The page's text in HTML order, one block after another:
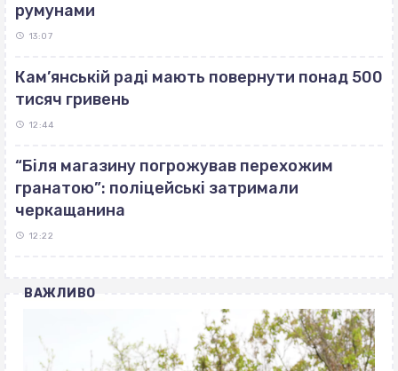
румунами
13:07
Кам’янській раді мають повернути понад 500
тисяч гривень
12:44
“Біля магазину погрожував перехожим
гранатою”: поліцейські затримали
черкащанина
12:22
ВАЖЛИВО